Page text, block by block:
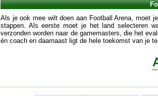
Als je ook mee wilt doen aan Football Arena, moet
stappen. Als eerste moet je het land selecteren
verzonden worden naar de gamemasters, die het
én coach en daarnaast ligt de hele toekomst van je